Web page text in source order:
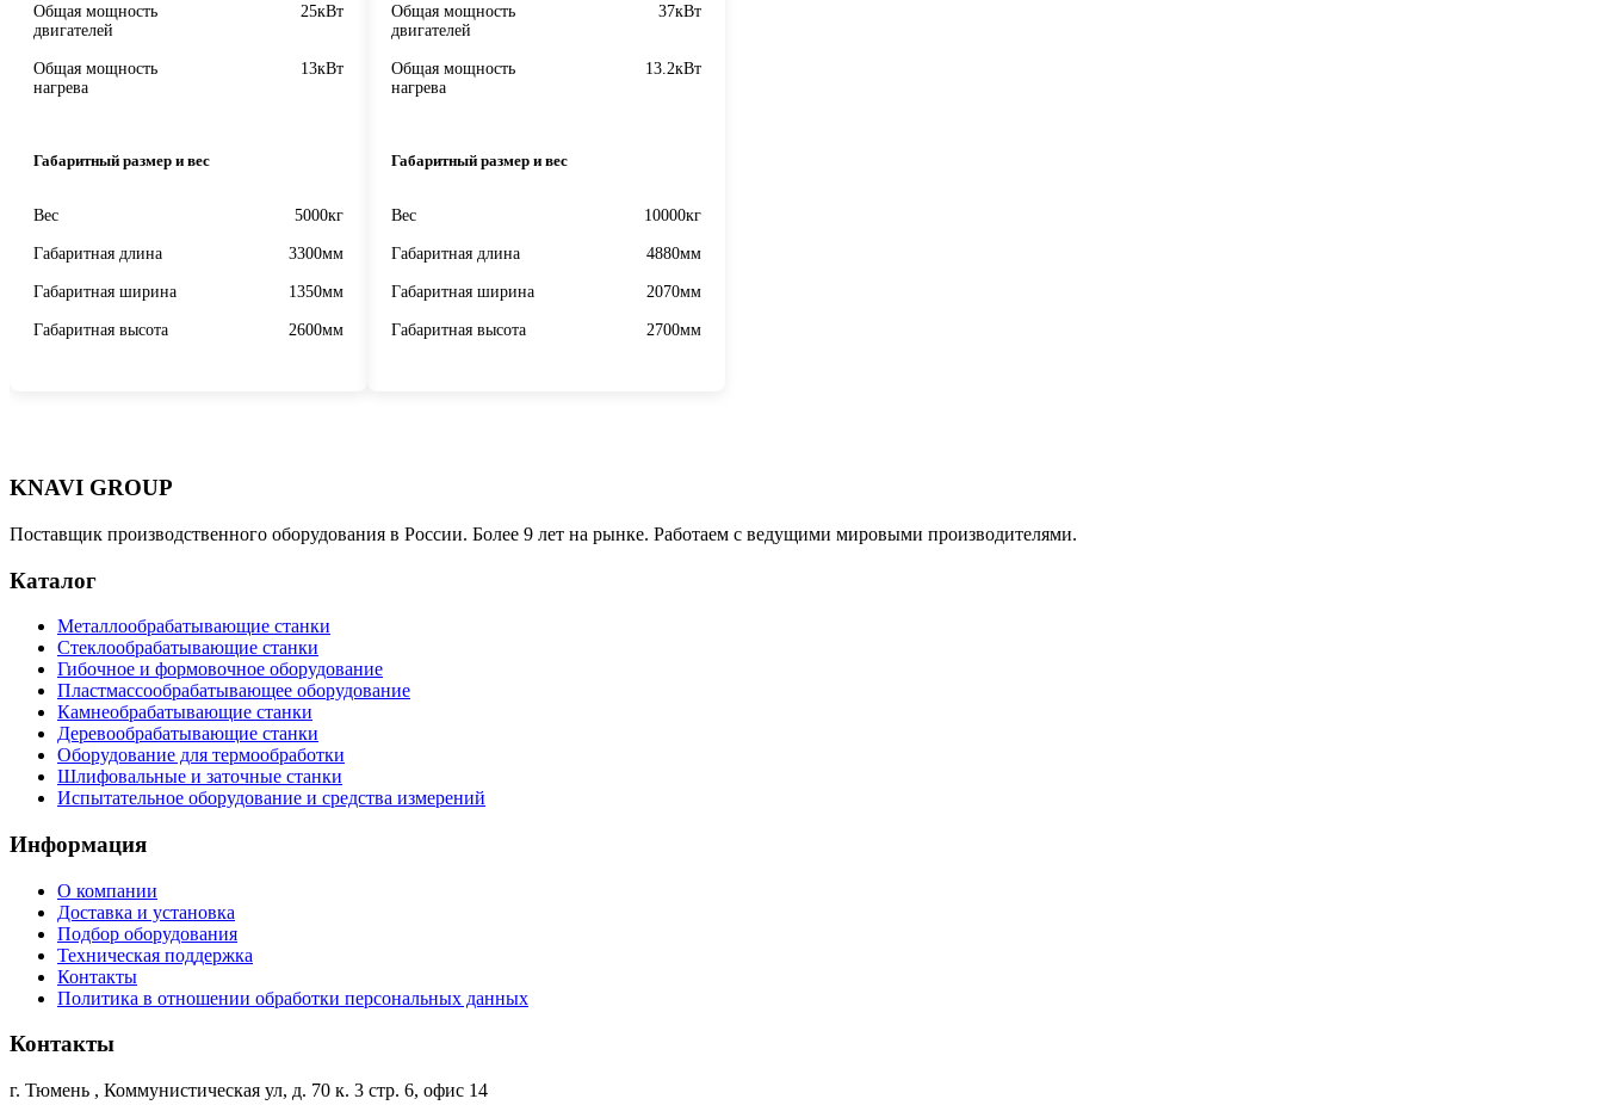
Общая мощность
двигателей
25кВт
Общая мощность
нагрева
13кВт
Габаритный размер и вес
Вес 5000кг
Габаритная длина 3300мм
Габаритная ширина 1350мм
Габаритная высота 2600мм
Общая мощность
двигателей
37кВт
Общая мощность
нагрева
13.2кВт
Габаритный размер и вес
Вес 10000кг
Габаритная длина 4880мм
Габаритная ширина 2070мм
Габаритная высота 2700мм
KNAVI GROUP
Поставщик производственного оборудования в России. Более 9 лет на рынке. Работаем с ведущими мировыми производителями.
Каталог
Металлообрабатывающие станки
Стеклообрабатывающие станки
Гибочное и формовочное оборудование
Пластмассообрабатывающее оборудование
Камнеобрабатывающие станки
Деревообрабатывающие станки
Оборудование для термообработки
Шлифовальные и заточные станки
Испытательное оборудование и средства измерений
Информация
О компании
Доставка и установка
Подбор оборудования
Техническая поддержка
Контакты
Политика в отношении обработки персональных данных
Контакты
г. Тюмень , Коммунистическая ул, д. 70 к. 3 стр. 6, офис 14